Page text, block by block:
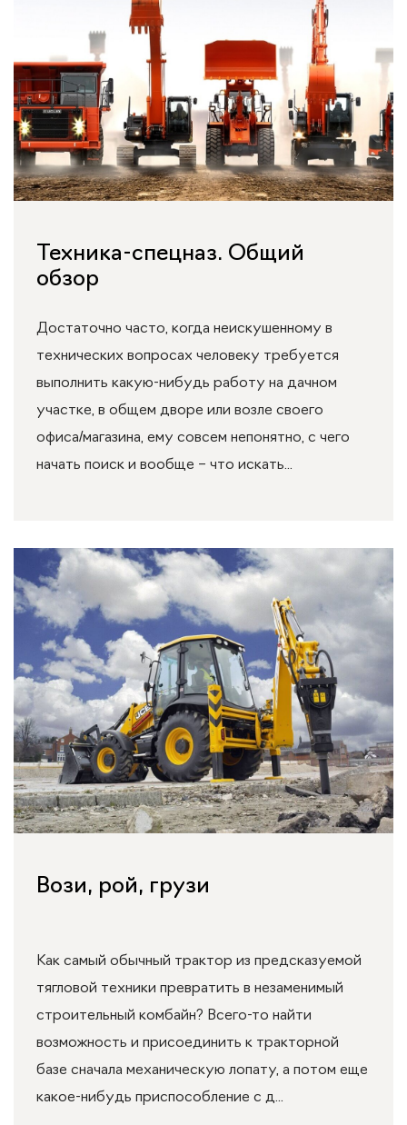
Техника-спецназ. Общий
обзор
Достаточно часто, когда неискушенному в
технических вопросах человеку требуется
выполнить какую-нибудь работу на дачном
участке, в общем дворе или возле своего
офиса/магазина, ему совсем непонятно, с чего
начать поиск и вообще – что искать...
Вози, рой, грузи
Как самый обычный трактор из предсказуемой
тягловой техники превратить в незаменимый
строительный комбайн? Всего-то найти
возможность и присоединить к тракторной
базе сначала механическую лопату, а потом еще
какое-нибудь приспособление с д...